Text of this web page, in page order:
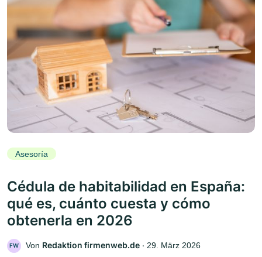
Asesoría
Cédula de habitabilidad en España:
qué es, cuánto cuesta y cómo
obtenerla en 2026
FW Von Redaktion firmenweb.de ‧ 29. März 2026